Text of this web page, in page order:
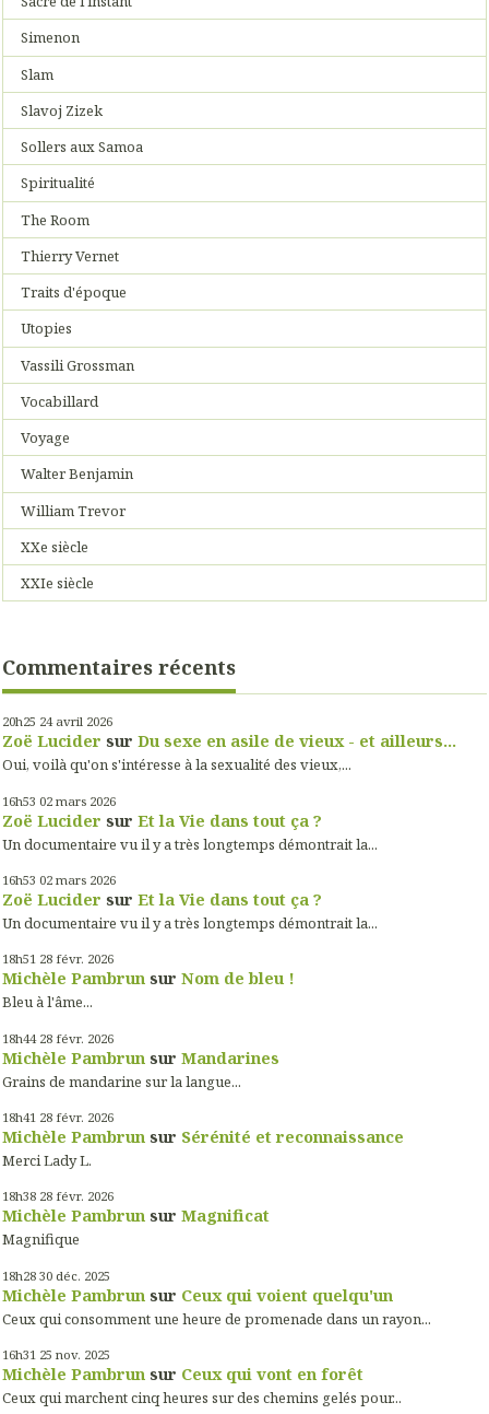
Simenon
Slam
Slavoj Zizek
Sollers aux Samoa
Spiritualité
The Room
Thierry Vernet
Traits d'époque
Utopies
Vassili Grossman
Vocabillard
Voyage
Walter Benjamin
William Trevor
XXe siècle
XXIe siècle
Commentaires récents
20h25 24 avril 2026
Zoë Lucider sur Du sexe en asile de vieux - et ailleurs...
Oui, voilà qu'on s'intéresse à la sexualité des vieux,...
16h53 02 mars 2026
Zoë Lucider sur Et la Vie dans tout ça ?
Un documentaire vu il y a très longtemps démontrait la...
16h53 02 mars 2026
Zoë Lucider sur Et la Vie dans tout ça ?
Un documentaire vu il y a très longtemps démontrait la...
18h51 28 févr. 2026
Michèle Pambrun sur Nom de bleu !
Bleu à l'âme...
18h44 28 févr. 2026
Michèle Pambrun sur Mandarines
Grains de mandarine sur la langue...
18h41 28 févr. 2026
Michèle Pambrun sur Sérénité et reconnaissance
Merci Lady L.
18h38 28 févr. 2026
Michèle Pambrun sur Magnificat
Magnifique
18h28 30 déc. 2025
Michèle Pambrun sur Ceux qui voient quelqu'un
Ceux qui consomment une heure de promenade dans un rayon...
16h31 25 nov. 2025
Michèle Pambrun sur Ceux qui vont en forêt
Ceux qui marchent cinq heures sur des chemins gelés pour...